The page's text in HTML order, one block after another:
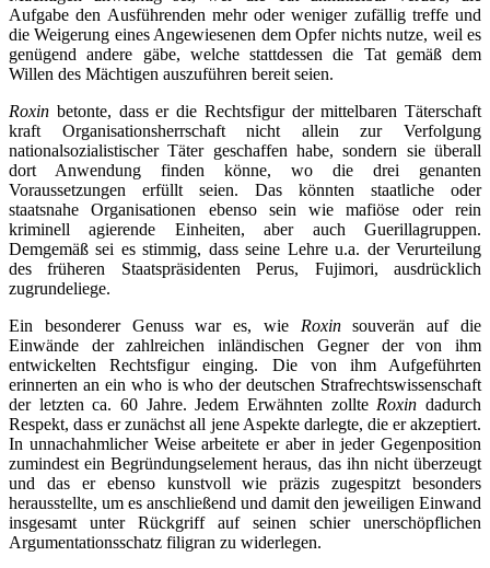
Aufgabe den Ausführenden mehr oder weniger zufällig treffe und
die Weigerung eines Angewiesenen dem Opfer nichts nutze, weil es
genügend andere gäbe, welche stattdessen die Tat gemäß dem
Willen des Mächtigen auszuführen bereit seien.
Roxin betonte, dass er die Rechtsfigur der mittelbaren Täterschaft
kraft Organisationsherrschaft nicht allein zur Verfolgung
nationalsozialistischer Täter geschaffen habe, sondern sie überall
dort Anwendung finden könne, wo die drei genanten
Voraussetzungen erfüllt seien. Das könnten staatliche oder
staatsnahe Organisationen ebenso sein wie mafiöse oder rein
kriminell agierende Einheiten, aber auch Guerillagruppen.
Demgemäß sei es stimmig, dass seine Lehre u.a. der Verurteilung
des früheren Staatspräsidenten Perus, Fujimori, ausdrücklich
zugrundeliege.
Ein besonderer Genuss war es, wie Roxinsouverän auf die
Einwände der zahlreichen inländischen Gegner der von ihm
entwickelten Rechtsfigur einging. Die von ihm Aufgeführten
erinnerten an ein who is who der deutschen Strafrechtswissenschaft
der letzten ca. 60 Jahre. Jedem Erwähnten zollte Roxin dadurch
Respekt, dass er zunächst all jene Aspekte darlegte, die er akzeptiert.
In unnachahmlicher Weise arbeitete er aber in jeder Gegenposition
zumindest ein Begründungselement heraus, das ihn nicht überzeugt
und das er ebenso kunstvoll wie präzis zugespitzt besonders
herausstellte, um es anschließend und damit den jeweiligen Einwand
insgesamt unter Rückgriff auf seinen schier unerschöpflichen
Argumentationsschatz filigran zu widerlegen.